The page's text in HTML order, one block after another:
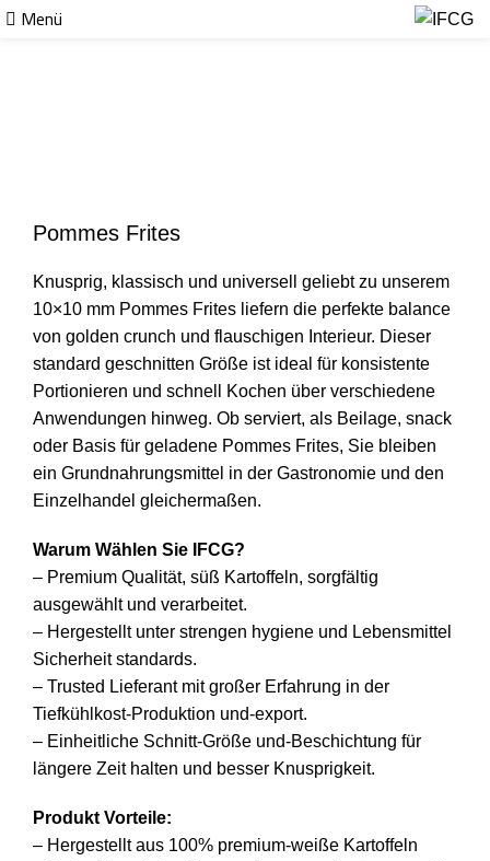
Menü
Pommes Frites
Knusprig, klassisch und universell geliebt zu unserem
10×10 mm Pommes Frites liefern die perfekte balance
von golden crunch und flauschigen Interieur. Dieser
standard geschnitten Größe ist ideal für konsistente
Portionieren und schnell Kochen über verschiedene
Anwendungen hinweg. Ob serviert, als Beilage, snack
oder Basis für geladene Pommes Frites, Sie bleiben
ein Grundnahrungsmittel in der Gastronomie und den
Einzelhandel gleichermaßen.
Warum Wählen Sie IFCG?
– Premium Qualität, süß Kartoffeln, sorgfältig
ausgewählt und verarbeitet.
– Hergestellt unter strengen hygiene und Lebensmittel
Sicherheit standards.
– Trusted Lieferant mit großer Erfahrung in der
Tiefkühlkost-Produktion und-export.
– Einheitliche Schnitt-Größe und-Beschichtung für
längere Zeit halten und besser Knusprigkeit.
Produkt Vorteile:
– Hergestellt aus 100% premium-weiße Kartoffeln